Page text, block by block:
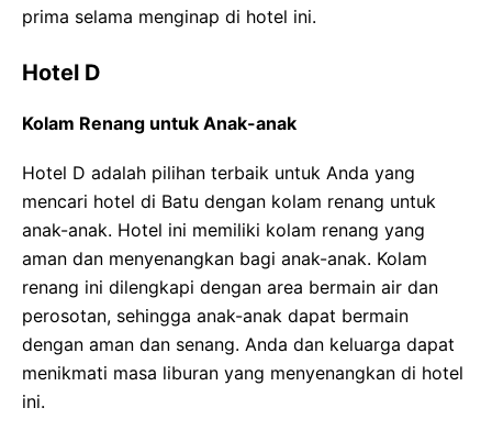
prima selama menginap di hotel ini.
Hotel D
Kolam Renang untuk Anak-anak
Hotel D adalah pilihan terbaik untuk Anda yang
mencari hotel di Batu dengan kolam renang untuk
anak-anak. Hotel ini memiliki kolam renang yang
aman dan menyenangkan bagi anak-anak. Kolam
renang ini dilengkapi dengan area bermain air dan
perosotan, sehingga anak-anak dapat bermain
dengan aman dan senang. Anda dan keluarga dapat
menikmati masa liburan yang menyenangkan di hotel
ini.